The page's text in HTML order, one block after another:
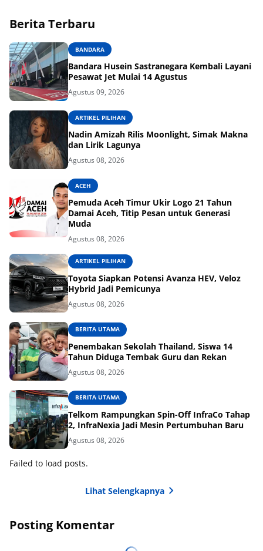
Berita Terbaru
BANDARA
Bandara Husein Sastranegara Kembali Layani
Pesawat Jet Mulai 14 Agustus
Agustus 09, 2026
ARTIKEL PILIHAN
Nadin Amizah Rilis Moonlight, Simak Makna
dan Lirik Lagunya
Agustus 08, 2026
ACEH
Pemuda Aceh Timur Ukir Logo 21 Tahun
Damai Aceh, Titip Pesan untuk Generasi
Muda
Agustus 08, 2026
ARTIKEL PILIHAN
Toyota Siapkan Potensi Avanza HEV, Veloz
Hybrid Jadi Pemicunya
Agustus 08, 2026
BERITA UTAMA
Penembakan Sekolah Thailand, Siswa 14
Tahun Diduga Tembak Guru dan Rekan
Agustus 08, 2026
BERITA UTAMA
Telkom Rampungkan Spin-Off InfraCo Tahap
2, InfraNexia Jadi Mesin Pertumbuhan Baru
Agustus 08, 2026
Failed to load posts.
Lihat Selengkapnya
Posting Komentar